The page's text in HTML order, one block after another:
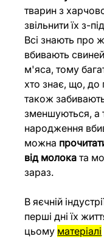
тварин з
звільнити їх з-
Всі знають про
вбивають
м'яса, тому
хто знає, що, до
також
зменшуються, а
народження
можна
від молока та
зараз.
В яєчній
перші дні їх
цьому матеріалі